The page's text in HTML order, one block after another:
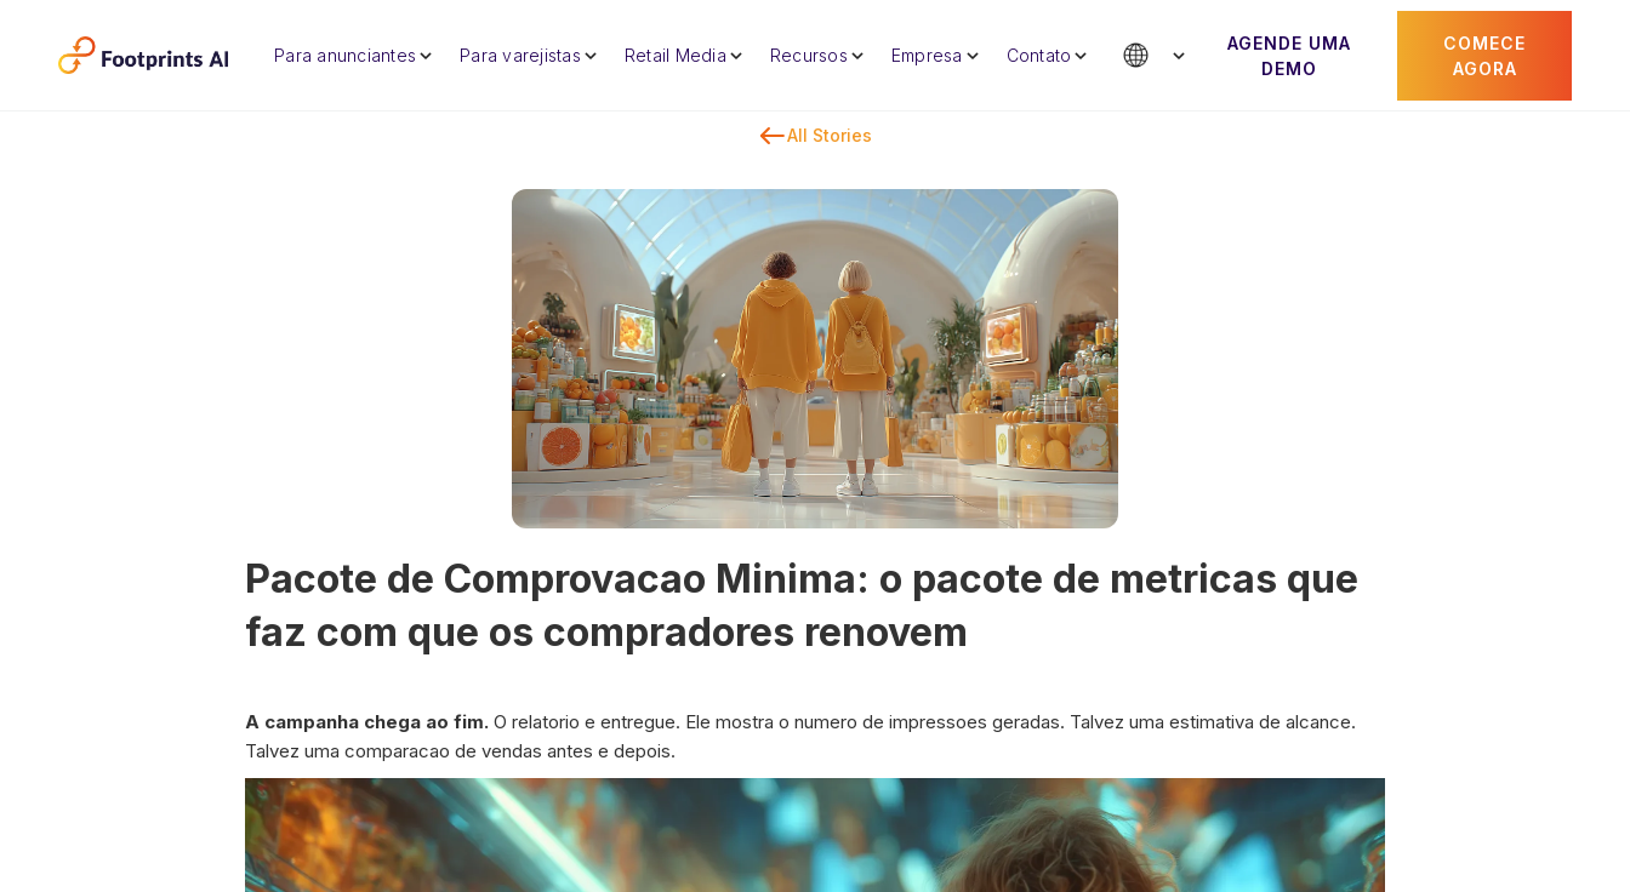
Para anunciantes Para varejistas Retail Media Recursos Empresa Contato
AGENDE UMA
DEMO
COMECE
AGORA
All Stories
Pacote de Comprovacao Minima: o pacote de metricas que
faz com que os compradores renovem
A campanha chega ao fim. O relatorio e entregue. Ele mostra o numero de impressoes geradas. Talvez uma estimativa de alcance.
Talvez uma comparacao de vendas antes e depois.